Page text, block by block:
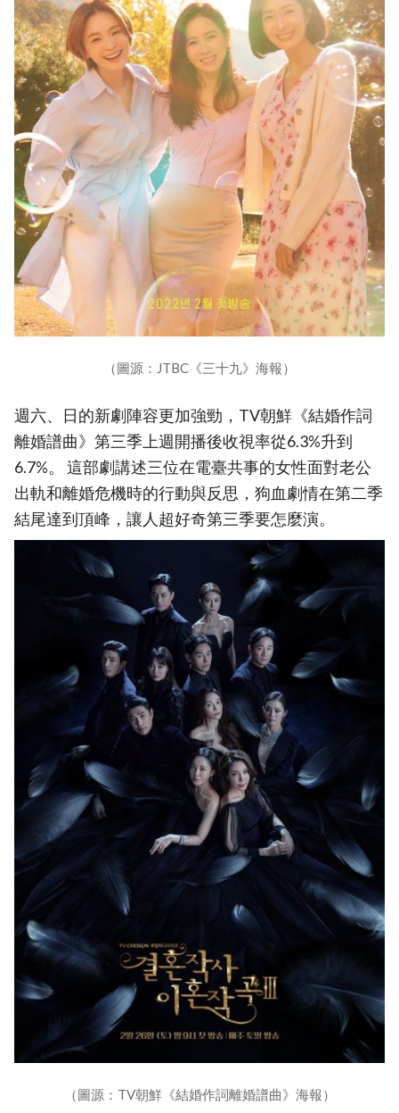
（圖源：JTBC《三十九》海報）
週六、日的新劇陣容更加強勁，TV朝鮮《結婚作詞
離婚譜曲》第三季上週開播後收視率從6.3%升到
6.7%。 這部劇講述三位在電臺共事的女性面對老公
出軌和離婚危機時的行動與反思，狗血劇情在第二季
結尾達到頂峰，讓人超好奇第三季要怎麼演。
（圖源：TV朝鮮《結婚作詞離婚譜曲》海報）